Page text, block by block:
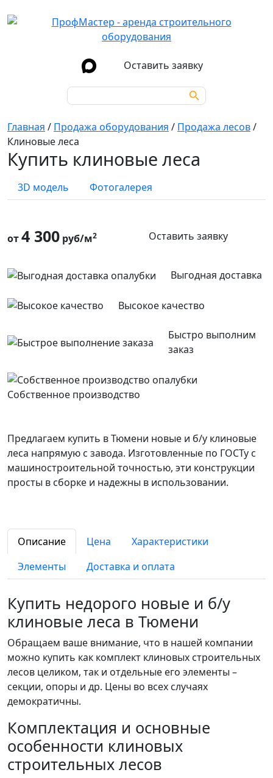
Search
for:
Search Button
Оставить заявку
Главная / Продажа оборудования / Продажа лесов/
Клиновые леса
Купить клиновые леса
3D модель Фотогалерея
от4 300 руб/м2 Оставить заявку
Выгодная доставка
Высокое качество
Быстро выполним
заказ
Собственное производство
Предлагаем купить в Тюмени новые и б/у клиновые
леса напрямую с завода. Изготовленные по ГОСТу с
машиностроительной точностью, эти конструкции
просты в сборке и надежны в использовании.
Описание Цена
Характеристики
Элементы
Доставка и оплата
Купить недорого новые и б/у
клиновые леса в Тюмени
Обращаем ваше внимание, что в нашей компании
можно купить как комплект клиновых строительных
лесов целиком, так и отдельные его элементы –
секции, опоры и др. Цены во всех случаях
демократичны.
Комплектация и основные
особенности клиновых
строительных лесов